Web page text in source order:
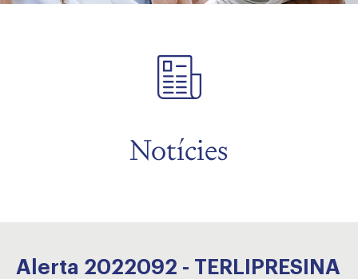
Notícies
Alerta 2022092 - TERLIPRESINA